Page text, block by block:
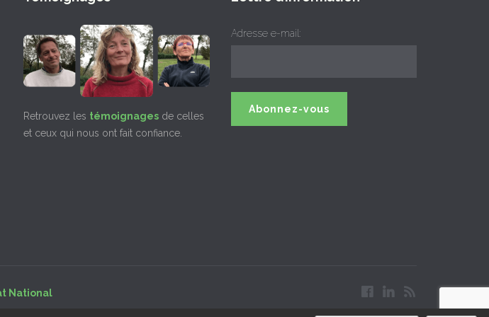
Retrouvez les témoignages de celles
et ceux qui nous ont fait confiance.
Adresse e-mail:
National